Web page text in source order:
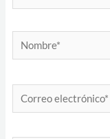
Nombre*
Correo
electrónico*